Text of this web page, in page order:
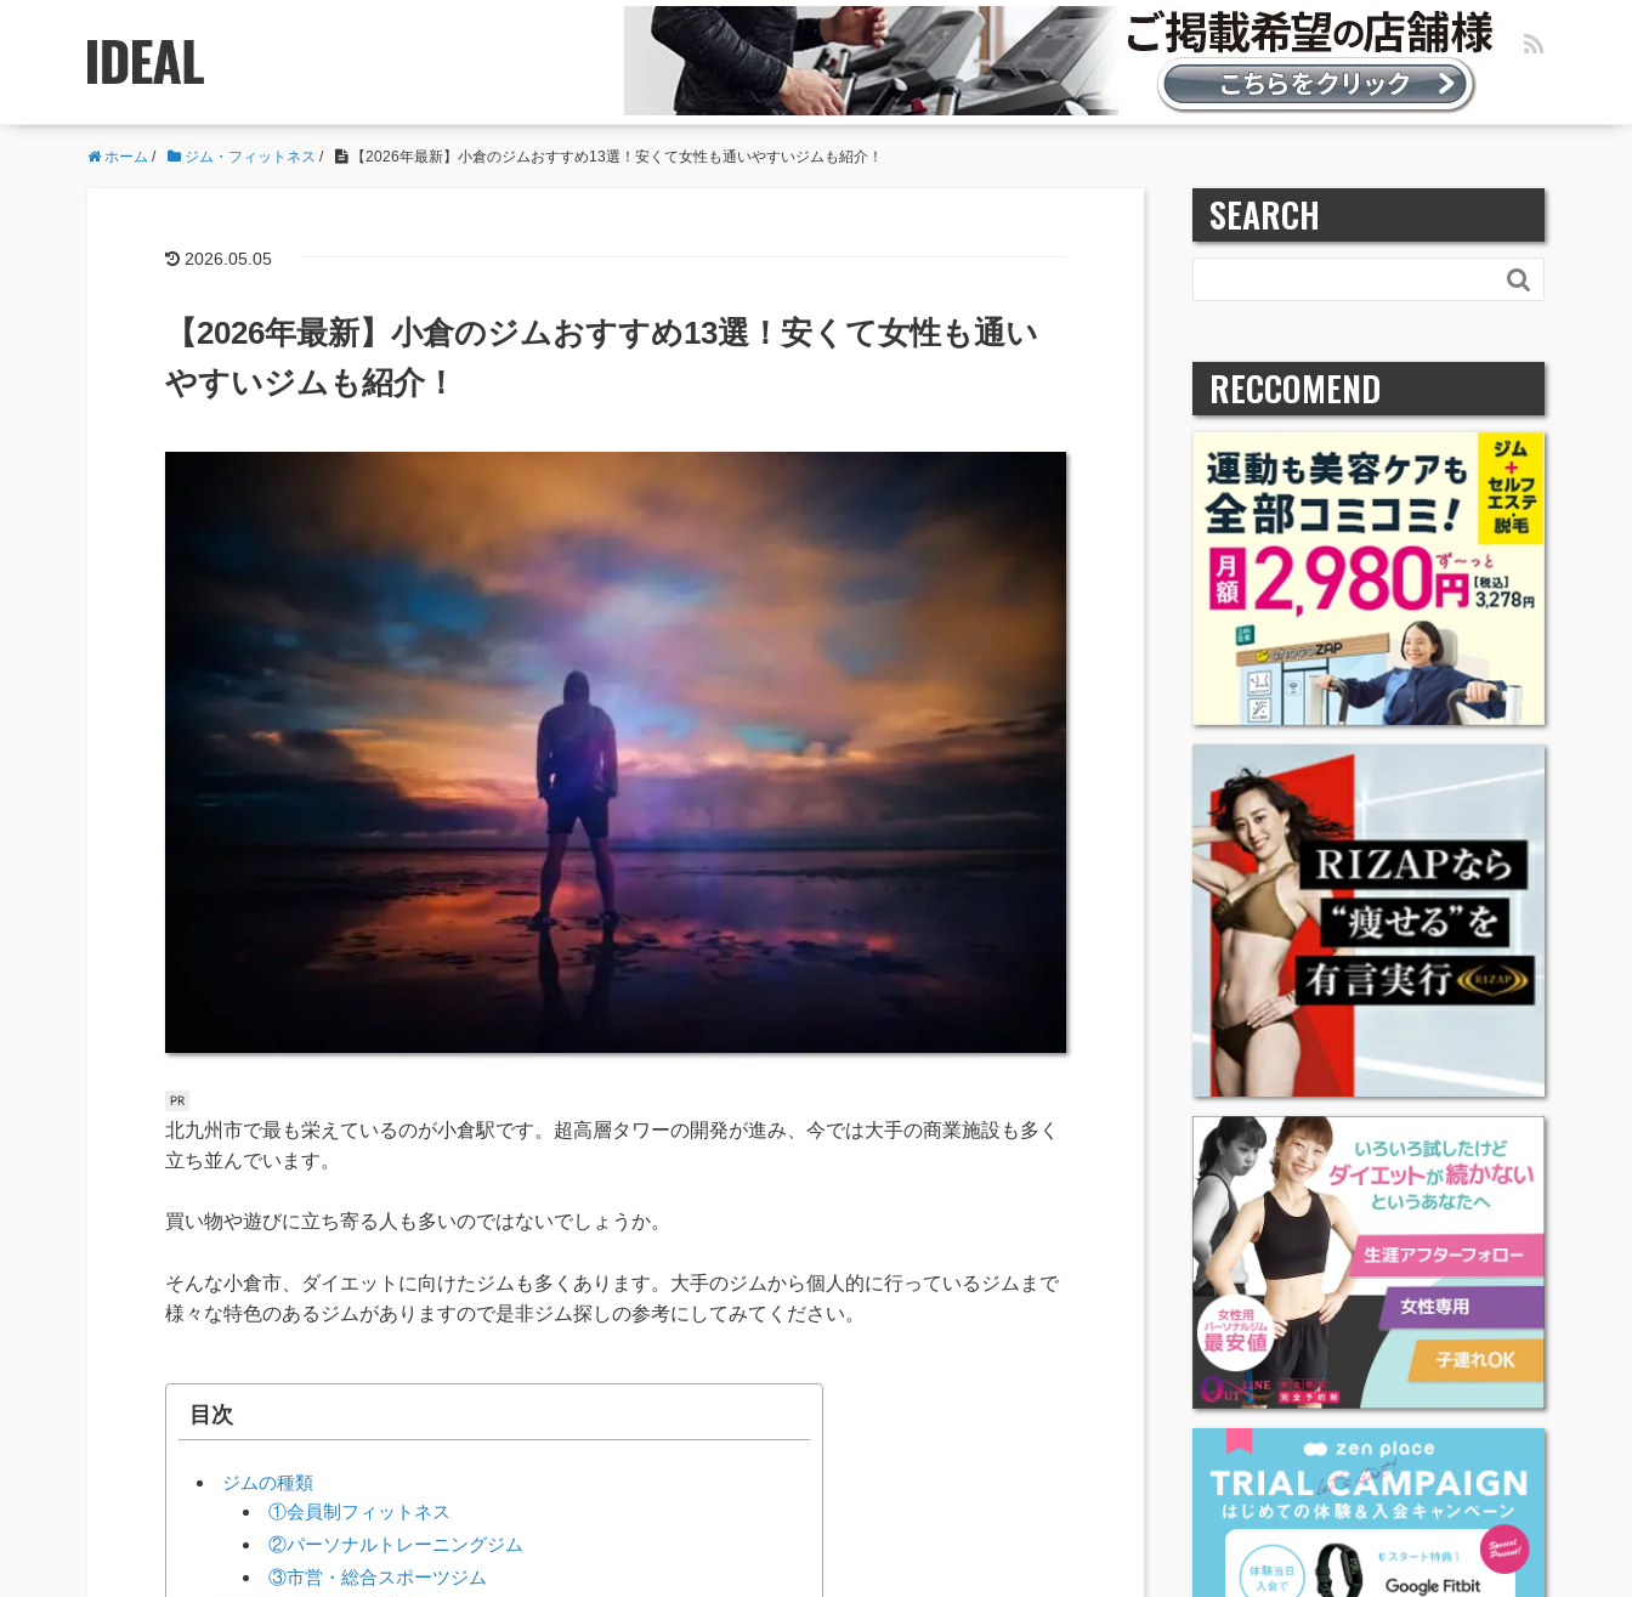
ホーム / ジム・フィットネス / 【2026年最新】小倉のジムおすすめ13選！安くて女性も通いやすいジムも紹介！
2026.05.05
【2026年最新】小倉のジムおすすめ13選！安くて女性も通い
やすいジムも紹介！
北九州市で最も栄えているのが小倉駅です。超高層タワーの開発が進み、今では大手の商業施設も多く
立ち並んでいます。
買い物や遊びに立ち寄る人も多いのではないでしょうか。
そんな小倉市、ダイエットに向けたジムも多くあります。大手のジムから個人的に行っているジムまで
様々な特色のあるジムがありますので是非ジム探しの参考にしてみてください。
目次
ジムの種類
①会員制フィットネス
②パーソナルトレーニングジム
③市営・総合スポーツジム
SEARCH

RECCOMEND